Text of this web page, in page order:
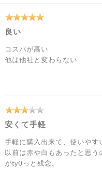
良い
コスパが高い
他は他社と変わらない
安くて手軽
手軽に購入出来て、使いやす
以前は赤や白もあったと思
がty0っと残念。